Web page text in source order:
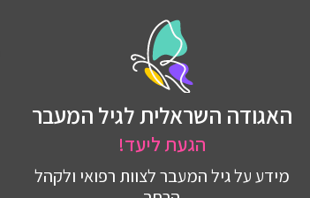
האגודה השראלית לגיל המעבר
הגעת ליעד!
מידע על גיל המעבר לצוות רפואי ולקהל